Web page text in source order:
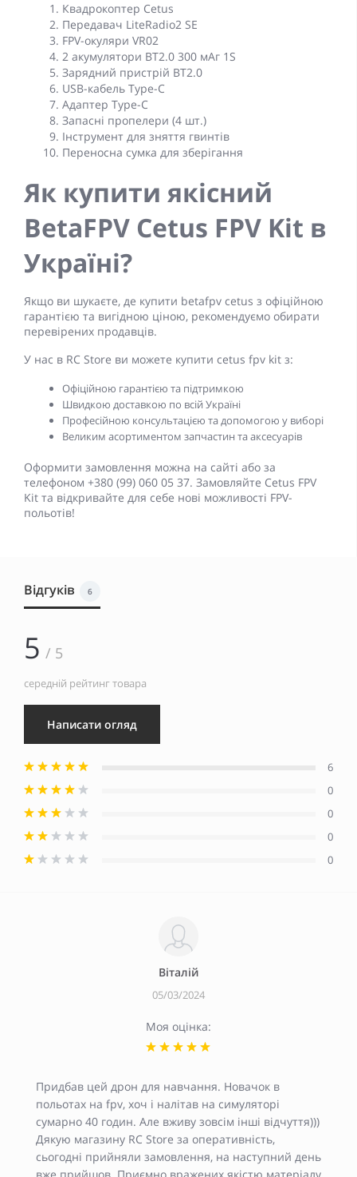
Квадрокоптер Cetus
Передавач LiteRadio2 SE
FPV-окуляри VR02
2 акумулятори BT2.0 300 мАг 1S
Зарядний пристрій BT2.0
USB-кабель Type-C
Адаптер Type-C
Запасні пропелери (4 шт.)
Інструмент для зняття гвинтів
Переносна сумка для зберігання
Як купити якісний
BetaFPV Cetus FPV Kit в
Україні?
Якщо ви шукаєте, де купити betafpv cetus з офіційною
гарантією та вигідною ціною, рекомендуємо обирати
перевірених продавців.
У нас в RC Store ви можете купити cetus fpv kit з:
Офіційною гарантією та підтримкою
Швидкою доставкою по всій Україні
Професійною консультацією та допомогою у виборі
Великим асортиментом запчастин та аксесуарів
Оформити замовлення можна на сайті або за
телефоном +380 (99) 060 05 37. Замовляйте Cetus FPV
Kit та відкривайте для себе нові можливості FPV-
польотів!
Відгуків 6
5 / 5
середній рейтинг товара
Написати огляд
6
0
0
0
0
Віталій
05/03/2024
Моя оцінка:
Придбав цей дрон для навчання. Новачок в
польотах на fpv, хоч і налітав на симуляторі
сумарно 40 годин. Але вживу зовсім інші відчуття)))
Дякую магазину RC Store за оперативність,
сьогодні прийняли замовлення, на наступний день